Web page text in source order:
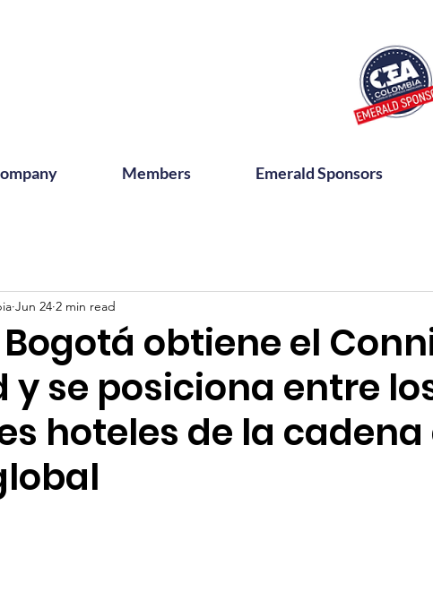
Members Emerald Sponsors
obtiene el
y se posiciona entre
hoteles de la cadena
Jun 24 2 min read